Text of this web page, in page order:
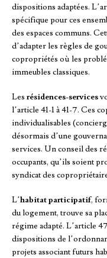
dispositions adaptées.
spécifique pour ces
des espaces communs.
d’adapter les règles de
copropriétés où les
immeubles classiques.
Les résidences-services
l’article 41-1 à 41-7. Ces
individualisables
désormais d’une
services. Un conseil des
occupants, qu’ils soient
syndicat des
L’habitat participatif,
du logement, trouve sa
régime adapté. L’article
dispositions de
projets associant futurs